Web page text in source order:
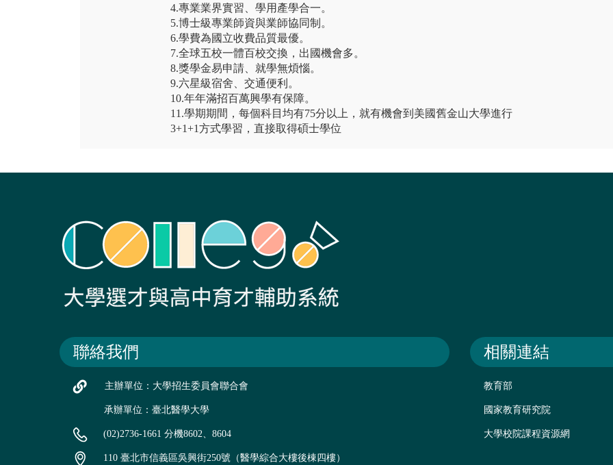
4.專業業界實習、學用產學合一。
5.博士級專業師資與業師協同制。
6.學費為國立收費品質最優。
7.全球五校一體百校交換，出國機會多。
8.獎學金易申請、就學無煩惱。
9.六星級宿舍、交通便利。
10.年年滿招百萬興學有保障。
11.學期期間，每個科目均有75分以上，就有機會到美國舊金山大學進行
3+1+1方式學習，直接取得碩士學位
聯絡我們
主辦單位：大學招生委員會聯合會
承辦單位：臺北醫學大學
(02)2736-1661 分機8602、8604
110 臺北市信義區吳興街250號（醫學綜合大樓後棟四樓）
相關連結
教育部
國家教育研究院
大學校院課程資源網